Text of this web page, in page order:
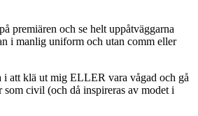
premiären och se helt uppåtväggarna
i manlig uniform och utan comm eller
i att klä ut mig ELLER vara vågad och gå
civil (och då inspireras av modet i